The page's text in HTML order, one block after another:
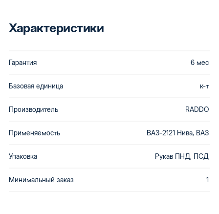
Характеристики
Гарантия 6 мес
Базовая единица к-т
Производитель RADDO
Применяемость ВАЗ-2121 Нива, ВАЗ
Упаковка Рукав ПНД, ПСД
Минимальный заказ 1